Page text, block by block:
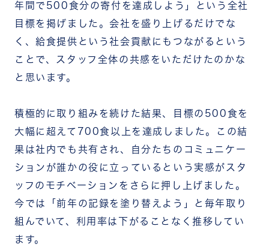
年間で500食分の寄付を達成しよう」という全社
目標を掲げました。会社を盛り上げるだけでな
く、給食提供という社会貢献にもつながるという
ことで、スタッフ全体の共感をいただけたのかな
と思います。
積極的に取り組みを続けた結果、目標の500食を
大幅に超えて700食以上を達成しました。この結
果は社内でも共有され、自分たちのコミュニケー
ションが誰かの役に立っているという実感がスタ
ッフのモチベーションをさらに押し上げました。
今では「前年の記録を塗り替えよう」と毎年取り
組んでいて、利用率は下がることなく推移してい
ます。